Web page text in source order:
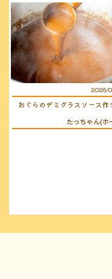
2026/
おぐらのデミグラスソース作
たっちゃん(ホ